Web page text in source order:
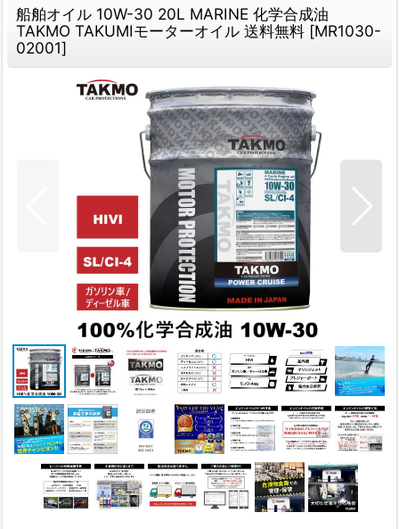
船舶オイル 10W-30 20L MARINE 化学合成油
TAKMO TAKUMIモーターオイル 送料無料 [MR1030-
02001]